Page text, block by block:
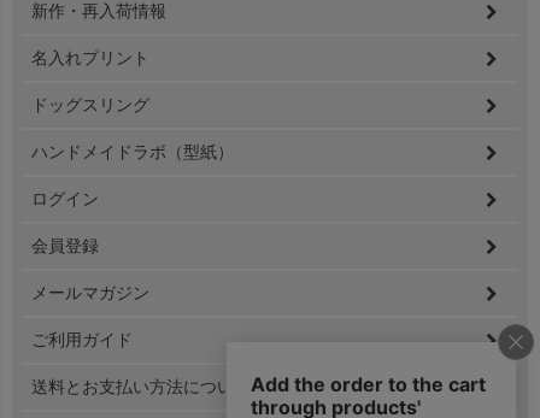
新作・再入荷情報
名入れプリント
ドッグスリング
ハンドメイドラボ（型紙）
ログイン
会員登録
メールマガジン
ご利用ガイド
送料とお支払い方法について